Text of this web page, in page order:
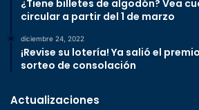
¿Tiene billetes de algodón? Vea
circular a partir del 1 de marzo
diciembre 24, 2022
¡Revise su lotería! Ya salió el
sorteo de consolación
Actualizaciones